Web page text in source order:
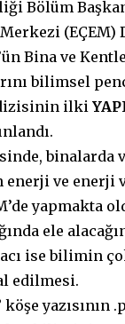
Bölüm
(EÇEM)
Bina ve
bilimsel
dizisinin ilki
binalarda
enerji ve
yapmakta
ele
ise bilimin
edilmesi.
köşe yazısının